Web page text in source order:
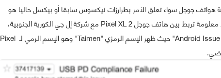
جوجل سواء تعلق الأمر بطرارزات نيكسوس سابقا أو بيكسل حاليا هو
من الشركة التي ستتكلف بعملية التصنيع، حيث تم رصد معلومة تربط بين هاتف جوجل Pixel XL 2 مع شركة إل جي الكورية الجنوبية،
المعلومة تم رصدها على نظام تحليل الأخطاء "Android Issue Tracker" حيث ظهر الإسم الرمزي "Taimen" وهو الإسم الرمي لـ Pixel